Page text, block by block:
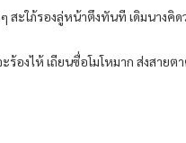
สะใภ้รองลู่หน้าตึงทันที เดิมนาง
องไห้ เถียนซื่อโมโหมาก ส่งสายต